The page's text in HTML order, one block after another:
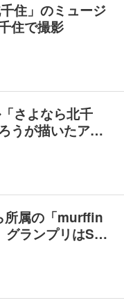
住」のミュージ
住で撮影
さよなら北千
うが描いたア…
所属の「murffin
ランプリはS…